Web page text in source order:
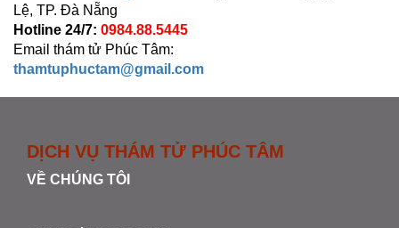
Lệ, TP. Đà Nẵng
Hotline 24/7: 0984.88.5445
Email thám tử Phúc Tâm:
thamtuphuctam@gmail.com
DỊCH VỤ THÁM TỬ PHÚC TÂM
VỀ CHÚNG TÔI